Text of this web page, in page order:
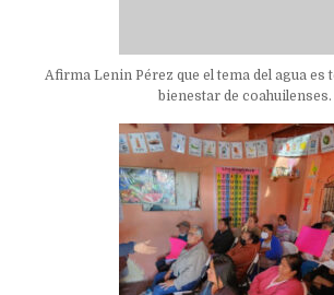
Afirma Lenin Pérez que el tema del agua es
bienestar de coahuilenses.